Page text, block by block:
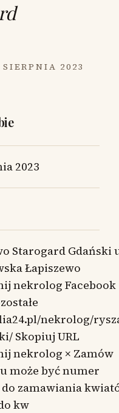
2023
2023
Starogard Gdański
Łapiszewo
nekrolog Facebook
nekrolog/
Skopiuj URL
nekrolog × Zamów
może być numer
zamawiania
kw